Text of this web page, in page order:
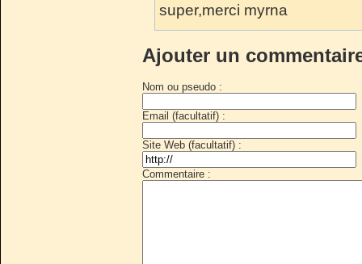
super,merci myrna
Ajouter un
Nom ou pseudo :
Email (facultatif) :
Site Web (facultatif) :
Commentaire :